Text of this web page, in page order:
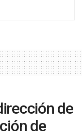
de
de